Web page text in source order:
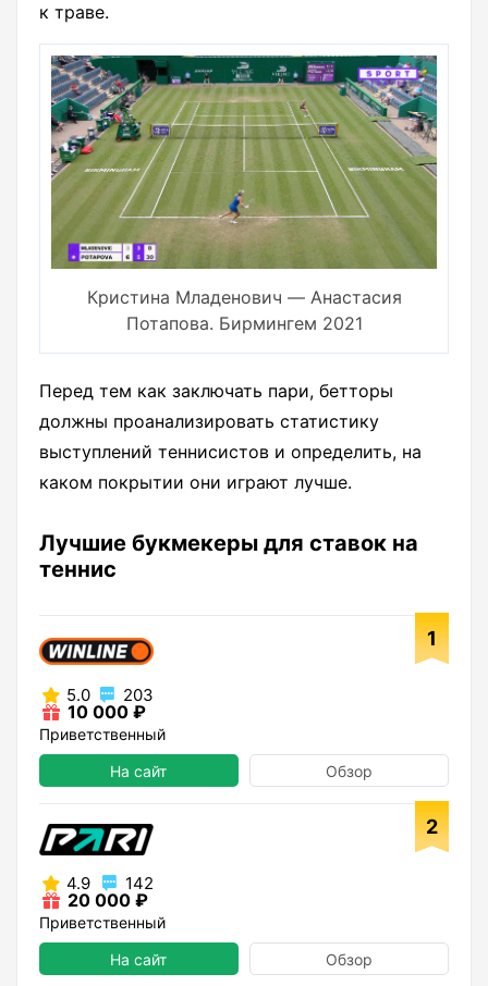
к траве.
Кристина Младенович — Анастасия
Потапова. Бирмингем 2021
Перед тем как заключать пари, бетторы
должны проанализировать статистику
выступлений теннисистов и определить, на
каком покрытии они играют лучше.
Лучшие букмекеры для ставок на
теннис
1
5.0 203
10 000 ₽
Приветственный
На сайт
Обзор
2
4.9 142
20 000 ₽
Приветственный
На сайт
Обзор